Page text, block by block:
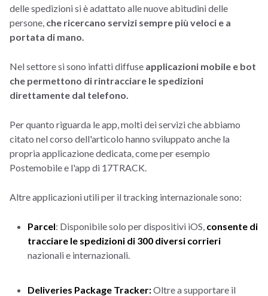
delle spedizioni si è adattato alle nuove abitudini delle
persone, che ricercano servizi sempre più veloci e a
portata di mano.
Nel settore si sono infatti diffuse applicazioni mobile e bot
che permettono di rintracciare le spedizioni
direttamente dal telefono.
Per quanto riguarda le app, molti dei servizi che abbiamo
citato nel corso dell'articolo hanno sviluppato anche la
propria applicazione dedicata, come per esempio
Postemobile e l'app di 17TRACK.
Altre applicazioni utili per il tracking internazionale sono:
Parcel: Disponibile solo per dispositivi iOS, consente di
tracciare le spedizioni di 300 diversi corrieri
nazionali e internazionali.
Deliveries Package Tracker:Oltre a supportare il